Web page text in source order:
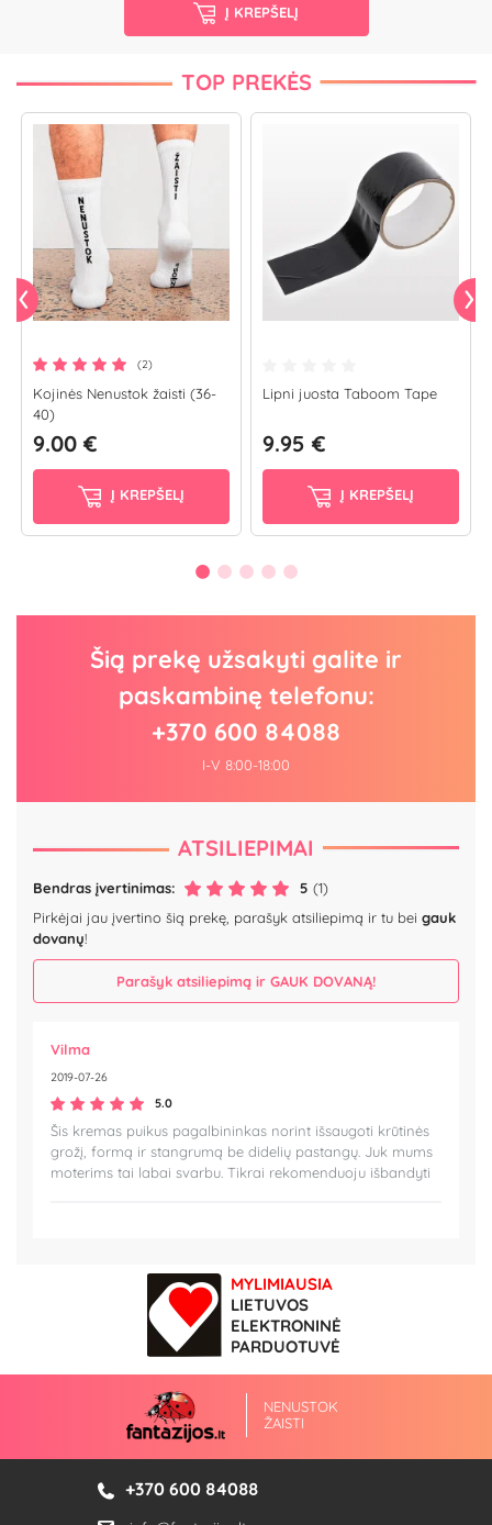
Į KREPŠELĮ
TOP PREKĖS
(2)
Kojinės Nenustok žaisti (36-
40)
9.00 €
Į KREPŠELĮ
Lipni juosta Taboom Tape
9.95 €
Į KREPŠELĮ
Šią prekę užsakyti galite ir
paskambinę telefonu:
+370 600 84088
I-V 8:00-18:00
ATSILIEPIMAI
Bendras įvertinimas: 5 (1)
Pirkėjai jau įvertino šią prekę, parašyk atsiliepimą ir tu bei gauk
dovanų!
Parašyk atsiliepimą ir GAUK DOVANĄ!
Vilma
2019-07-26
5.0
Šis kremas puikus pagalbininkas norint išsaugoti krūtinės
grožį, formą ir stangrumą be didelių pastangų. Juk mums
moterims tai labai svarbu. Tikrai rekomenduoju išbandyti
MYLIMIAUSIA
LIETUVOS
ELEKTRONINĖ
PARDUOTUVĖ
NENUSTOK
ŽAISTI
+370 600 84088